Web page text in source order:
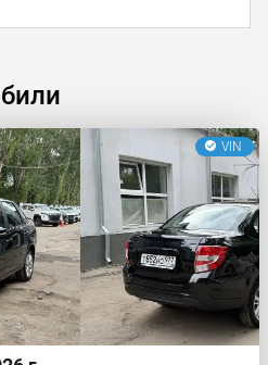
VIN